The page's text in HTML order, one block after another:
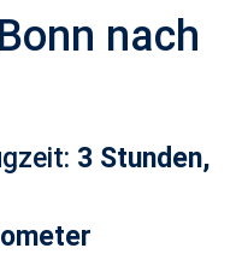
nach
3 Stunden,